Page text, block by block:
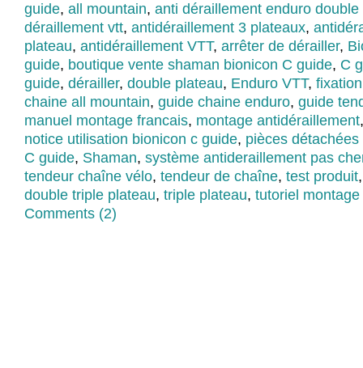
guide, all mountain, anti déraillement enduro double
déraillement vtt, antidéraillement 3 plateaux,
plateau, antidéraillement VTT, arrêter de dérailler,
guide, boutique vente shaman bionicon C guide, C
guide, dérailler, double plateau, Enduro VTT,
chaine all mountain, guide chaine enduro, guide
manuel montage francais, montage antidéraillement
notice utilisation bionicon c guide, pièces détachées
C guide, Shaman, système antideraillement pas
tendeur chaîne vélo, tendeur de chaîne, test produit
double triple plateau, triple plateau, tutoriel
Comments (2)